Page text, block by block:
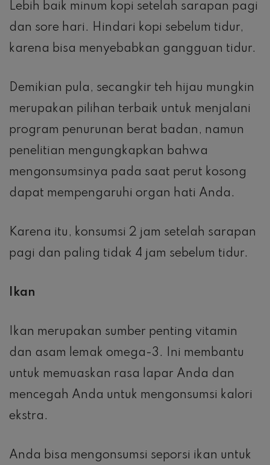
Lebih baik minum kopi setelah sarapan pagi
dan sore hari. Hindari kopi sebelum tidur,
karena bisa menyebabkan gangguan tidur.
Demikian pula, secangkir teh hijau mungkin
merupakan pilihan terbaik untuk menjalani
program penurunan berat badan, namun
penelitian mengungkapkan bahwa
mengonsumsinya pada saat perut kosong
dapat mempengaruhi organ hati Anda.
Karena itu, konsumsi 2 jam setelah sarapan
pagi dan paling tidak 4 jam sebelum tidur.
Ikan
Ikan merupakan sumber penting vitamin
dan asam lemak omega-3. Ini membantu
untuk memuaskan rasa lapar Anda dan
mencegah Anda untuk mengonsumsi kalori
ekstra.
Anda bisa mengonsumsi seporsi ikan untuk